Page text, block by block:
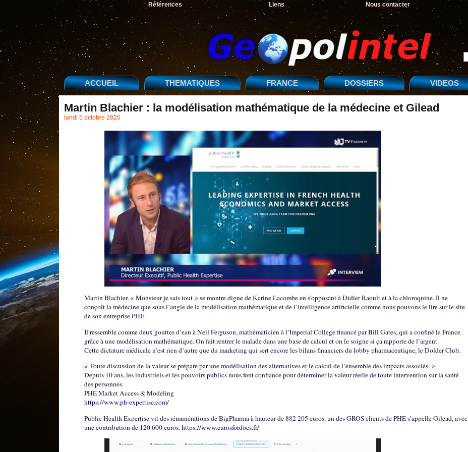
Références Liens Nous contacter
ACCUEIL THEMATIQUES FRANCE DOSSIERS VIDEOS
Martin Blachier : la modélisation mathématique de la médecine et Gilead
lundi 5 octobre 2020
Martin Blachier, « Monsieur je sais tout » se montre digne de Karine Lacombe en s’opposant à Didier Raoult et à la chloroquine. Il ne
conçoit la médecine que sous l’angle de la modélisation mathématique et de l’intelligence artificielle comme nous pouvons le lire sur le site
de son entreprise PHE.
Il ressemble comme deux gouttes d’eau à Neil Ferguson, mathématicien à l’Imperial College financé par Bill Gates, qui a confiné la France
grâce à une modélisation mathématique. On fait rentrer le malade dans une base de calcul et on le soigne si ça rapporte de l’argent.
Cette dictature médicale n’est rien d’autre que du marketing qui sert encore les bilans financiers du lobby pharmaceutique, le Dolder Club.
« Toute discussion de la valeur se prépare par une modélisation des alternatives et le calcul de l’ensemble des impacts associés. »
Depuis 10 ans, les industriels et les pouvoirs publics nous font confiance pour déterminer la valeur réelle de toute intervention sur la santé
des personnes.
PHE Market Access & Modeling
https://www.ph-expertise.com/
Public Health Expertise vit des rémunérations de BigPharma à hauteur de 882 205 euros. un des GROS clients de PHE s’appelle Gilead, avec
une contribution de 120 600 euros. https://www.eurosfordocs.fr/